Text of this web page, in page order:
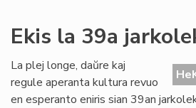
Ekis la 39a
La plej longe, daŭre kaj
regule aperanta kultura revuo
en esperanto eniris sian 39an